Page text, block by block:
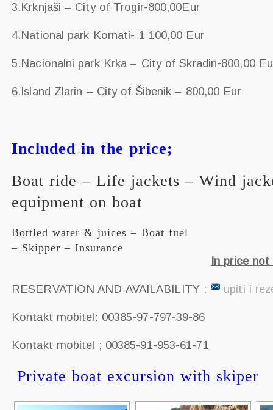
3.Krknjaši – City of Trogir-800,00Eur
4.National park Kornati- 1 100,00 Eur
5.Nacionalni park Krka – City of Skradin-800,00
6.Island Zlarin – City of Šibenik – 800,00 Eur
Included in the price;
Boat ride – Life jackets – Wind
equipment on boat
Bottled water & juices – Boat fuel
– Skipper – Insurance
In price
RESERVATION AND AVAILABILITY : upiti i
Kontakt mobitel: 00385-97-797-39-86
Kontakt mobitel ; 00385-91-953-61-71
Private boat excursion with skiper